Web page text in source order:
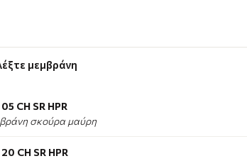
μεμβράνη
CH SR HPR
σκούρα μαύρη
CH SR HPR